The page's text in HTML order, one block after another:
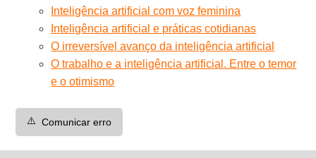
Inteligência artificial com voz feminina
Inteligência artificial e práticas cotidianas
O irreversível avanço da inteligência artificial
O trabalho e a inteligência artificial. Entre o temor
e o otimismo
⚠️ Comunicar erro